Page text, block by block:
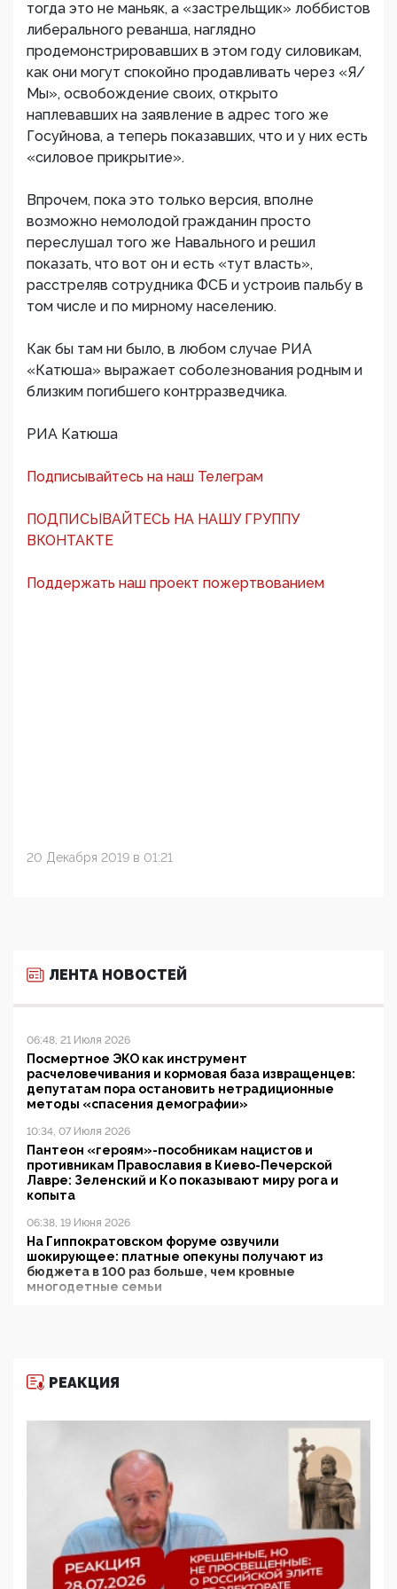
тогда это не маньяк, а «застрельщик» лоббистов
либерального реванша, наглядно
продемонстрировавших в этом году силовикам,
как они могут спокойно продавливать через «Я/
Мы», освобождение своих, открыто
наплевавших на заявление в адрес того же
Госуйнова, а теперь показавших, что и у них есть
«силовое прикрытие».
Впрочем, пока это только версия, вполне
возможно немолодой гражданин просто
переслушал того же Навального и решил
показать, что вот он и есть «тут власть»,
расстреляв сотрудника ФСБ и устроив пальбу в
том числе и по мирному населению.
Как бы там ни было, в любом случае РИА
«Катюша» выражает соболезнования родным и
близким погибшего контрразведчика.
РИА Катюша
Подписывайтесь на наш Телеграм
ПОДПИСЫВАЙТЕСЬ НА НАШУ ГРУППУ
ВКОНТАКТЕ
Поддержать наш проект пожертвованием
20 Декабря 2019 в 01:21
ЛЕНТА НОВОСТЕЙ
06:48, 21 Июля 2026
Посмертное ЭКО как инструмент
расчеловечивания и кормовая база извращенцев:
депутатам пора остановить нетрадиционные
методы «спасения демографии»
10:34, 07 Июля 2026
Пантеон «героям»-пособникам нацистов и
противникам Православия в Киево-Печерской
Лавре: Зеленский и Ко показывают миру рога и
копыта
06:38, 19 Июня 2026
На Гиппократовском форуме озвучили
шокирующее: платные опекуны получают из
бюджета в 100 раз больше, чем кровные
многодетные семьи
11:53, 09 Июня 2026
деятельность ИИТО ЮНЕСКО в России, но
цифроглобалисты продолжают определять
повестку в образовании
09:43, 01 Июня 2026
5G за счет здоровья граждан: Минцифры намерено
отобрать у регионов и муниципалитетов право
защищать жилые дома и социальные объекты от
05:58, 26 Мая 2026
РЕАКЦИЯ